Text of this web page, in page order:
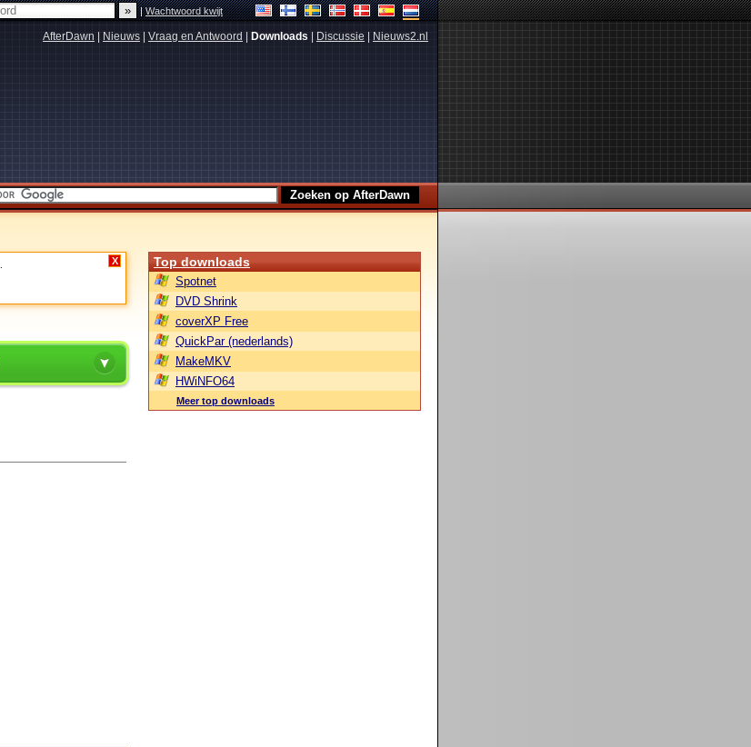
|Wachtwoord kwijt
AfterDawn Nieuws Vraag en Antwoord Downloads Discussie Nieuws2.nl
X Top downloads
Spotnet
DVD Shrink
coverXP Free
QuickPar (nederlands)
MakeMKV
HWiNFO64
Meer top downloads